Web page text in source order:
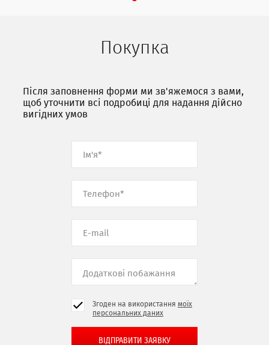
Покупка
Після заповнення форми ми зв'яжемося з вами,
щоб уточнити всі подробиці для надання дійсно
вигідних умов
Згоден на використання моїх
персональних даних